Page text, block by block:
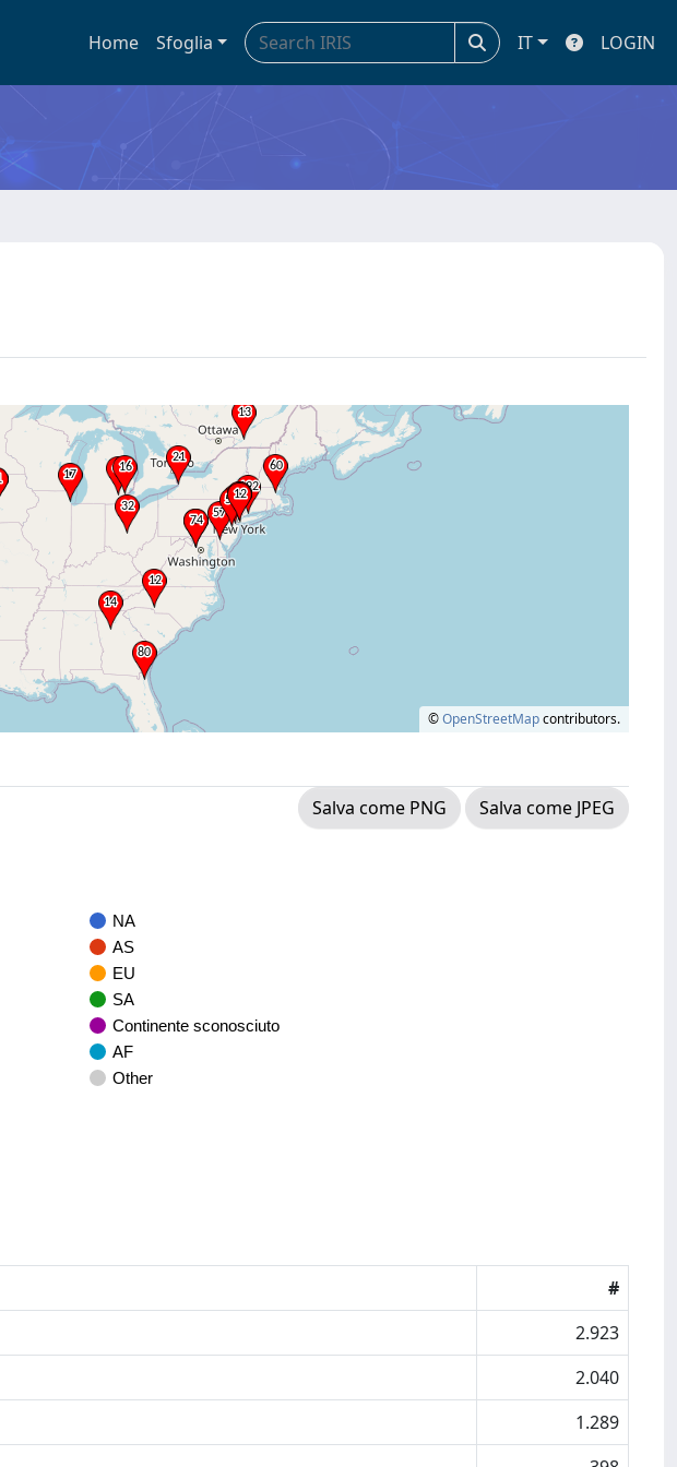
Home Sfoglia IT LOGIN
©OpenStreetMapcontributors.
Salva come PNG
Salva come JPEG
NA
AS
EU
SA
Continente sconosciuto
AF
Other
#
2.923
2.040
1.289